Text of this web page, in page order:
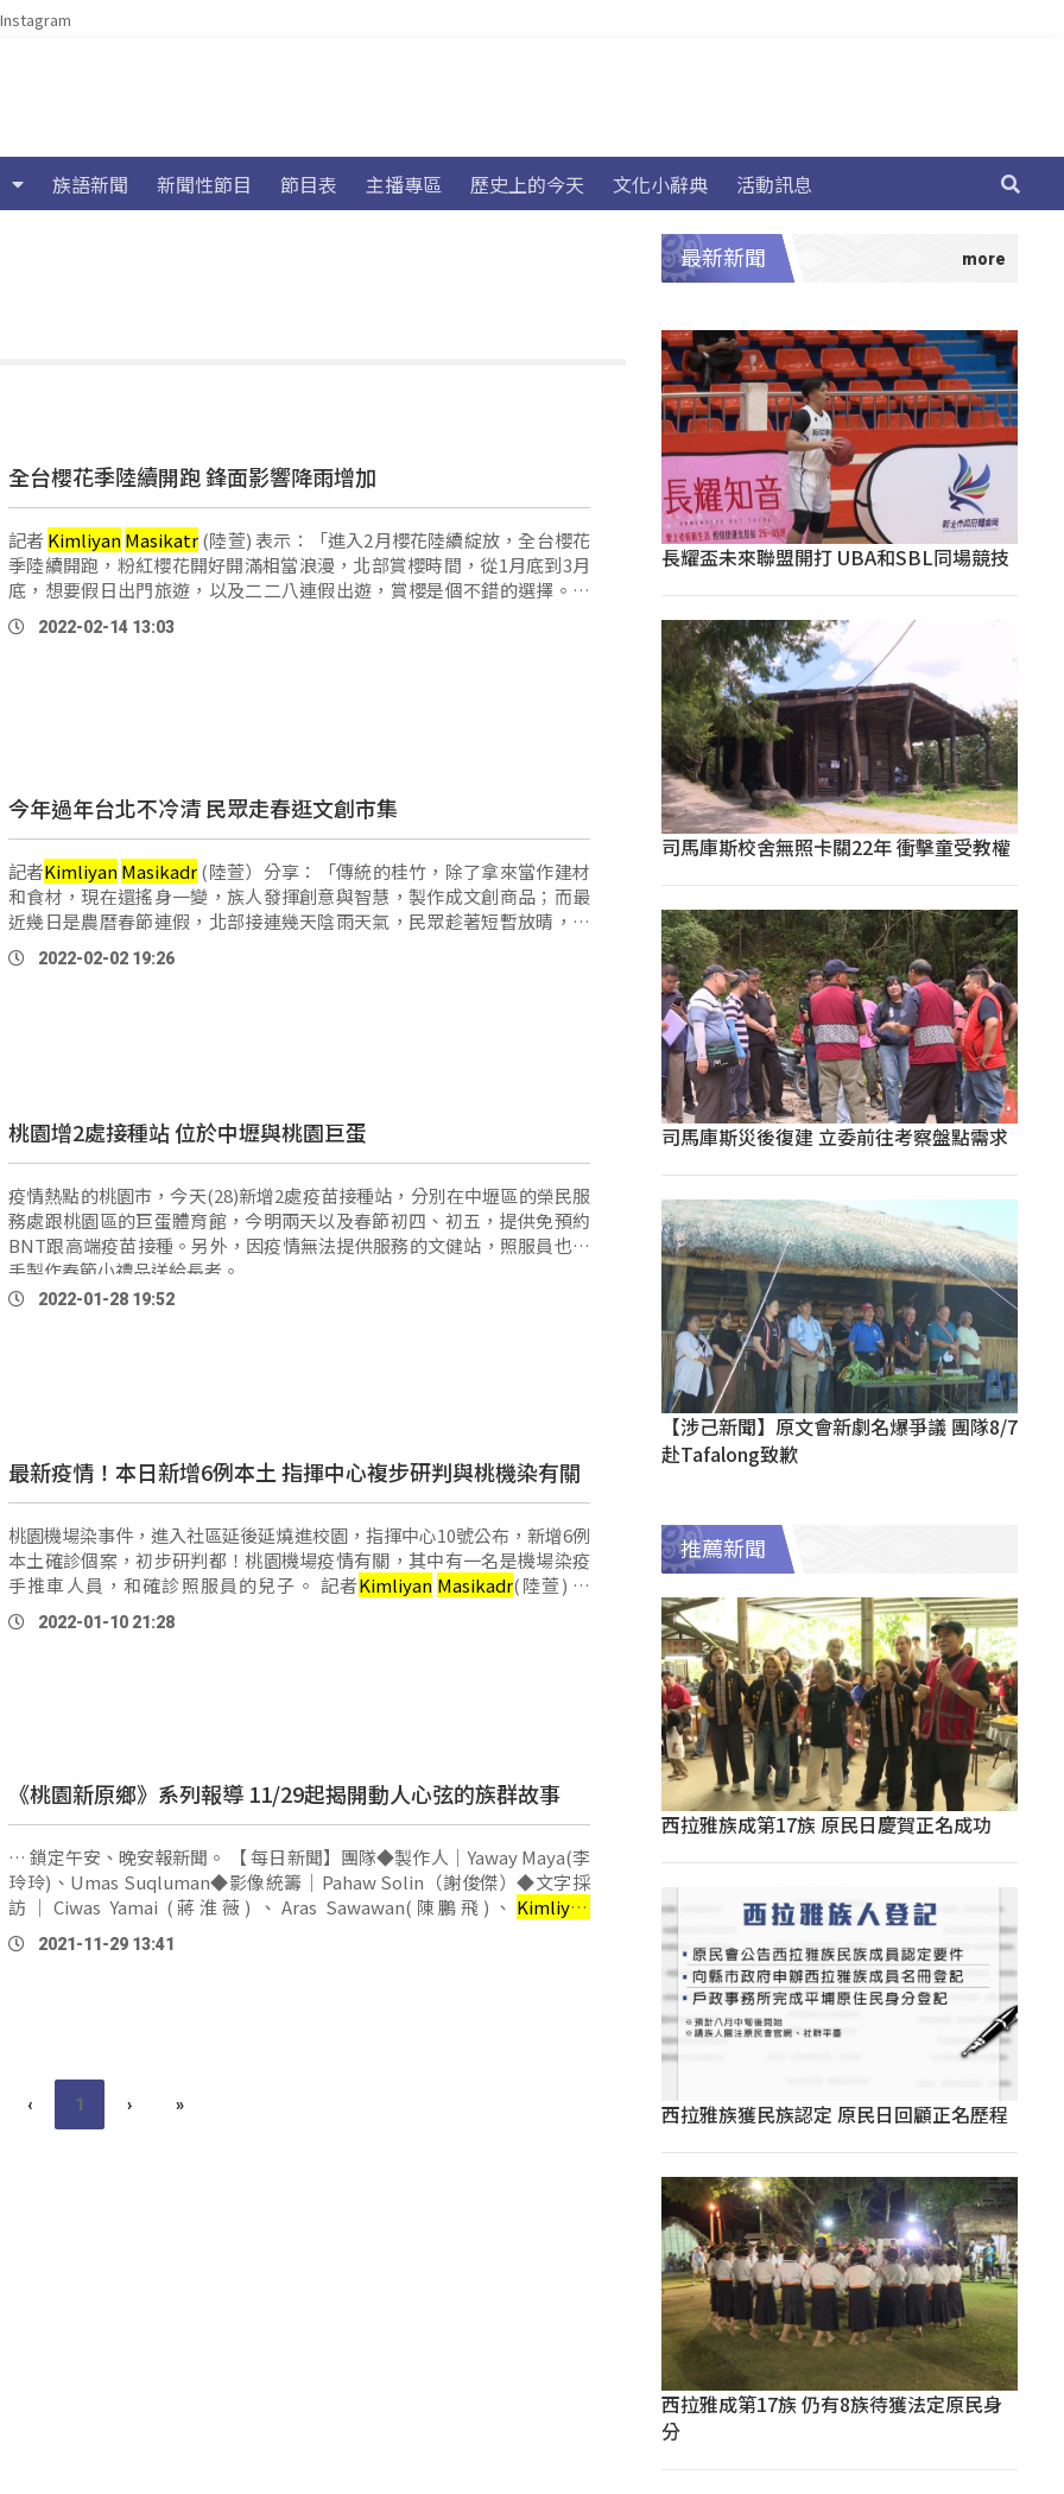
Instagram
族語新聞 新聞性節目 節目表 主播專區 歷史上的今天 文化小辭典 活動訊息
全台櫻花季陸續開跑 鋒面影響降雨增加
記者KimliyanMasikatr(陸萱) 表示：「進入2月櫻花陸續綻放，全台櫻花
季陸續開跑，粉紅櫻花開好開滿相當浪漫，北部賞櫻時間，從1月底到3月
底，想要假日出門旅遊，以及二二八連假出遊，賞櫻是個不錯的選擇。」
北部賞櫻地點還有陽明山國家公園、東湖樂活公園 …
2022-02-14 13:03
今年過年台北不冷清 民眾走春逛文創市集
記者KimliyanMasikadr(陸萱）分享：「傳統的桂竹，除了拿來當作建材
和食材，現在還搖身一變，族人發揮創意與智慧，製作成文創商品；而最
近幾日是農曆春節連假，北部接連幾天陰雨天氣，民眾趁著短暫放晴，出
來走走。」 農曆春節去哪走春呢？春節連假在華山文創園 …
2022-02-02 19:26
桃園增2處接種站 位於中壢與桃園巨蛋
疫情熱點的桃園市，今天(28)新增2處疫苗接種站，分別在中壢區的榮民服
務處跟桃園區的巨蛋體育館，今明兩天以及春節初四、初五，提供免預約
BNT跟高端疫苗接種。另外，因疫情無法提供服務的文健站，照服員也親
手製作春節小禮品送給長者。
2022-01-28 19:52
最新疫情！本日新增6例本土 指揮中心複步研判與桃機染有關
桃園機場染事件，進入社區延後延燒進校園，指揮中心10號公布，新增6例
本土確診個案，初步研判都！桃園機場疫情有關，其中有一名是機場染疫
手推車人員，和確診照服員的兒子。 記者Kimliyan Masikadr(陸萱) 表
示：「記者現在所在的位置，就是在桃園中壢的一間 …
2022-01-10 21:28
《桃園新原鄉》系列報導 11/29起揭開動人心弦的族群故事
… 鎖定午安、晚安報新聞。 【 每日新聞】團隊◆製作人｜Yaway Maya(李
玲玲)、Umas Suqluman◆影像統籌｜Pahaw Solin（謝俊傑）◆文字採
訪｜Ciwas Yamai (蔣淮薇) 、Aras Sawawan(陳鵬飛)、 Kimliyan
Masikadr (陸萱)、ljavaus(楊高潔)、Cemedas Dumalalrath(江子芊)◆攝
影剪輯｜bazak(曾健安)、uliu (郭亞文) 、puljaljuyan(李耀維) 、Iku
2021-11-29 13:41
‹ 1 › »
最新新聞
長耀盃未來聯盟開打 UBA和SBL同場競技
司馬庫斯校舍無照卡關22年 衝擊童受教權
司馬庫斯災後復建 立委前往考察盤點需求
【涉己新聞】原文會新劇名爆爭議 團隊8/7
赴Tafalong致歉
推薦新聞
西拉雅族成第17族 原民日慶賀正名成功
西拉雅族獲民族認定 原民日回顧正名歷程
西拉雅成第17族 仍有8族待獲法定原民身
分